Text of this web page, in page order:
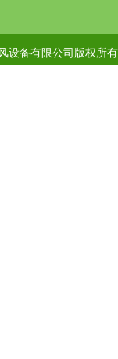
设备有限公司版权所有